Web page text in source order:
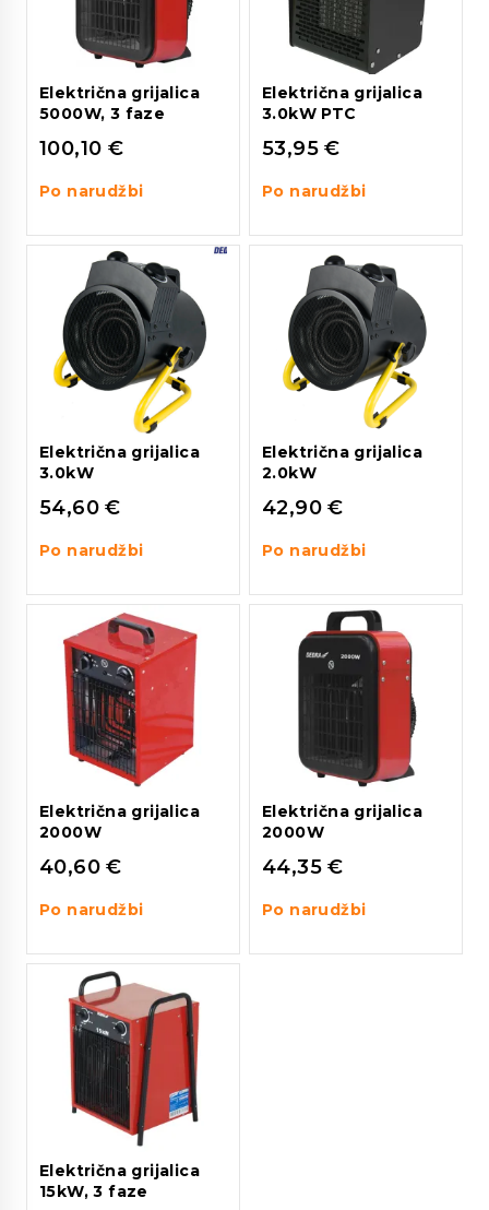
Električna grijalica
5000W, 3 faze
100,10 €
Po narudžbi
Električna grijalica
3.0kW PTC
53,95€
Po narudžbi
Električna grijalica
3.0kW
54,60€
Po narudžbi
Električna grijalica
2.0kW
42,90€
Po narudžbi
Električna grijalica
2000W
40,60€
Po narudžbi
Električna grijalica
2000W
44,35€
Po narudžbi
Električna grijalica
15kW, 3 faze